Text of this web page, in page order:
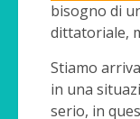
bisogno di
dittatoriale,
Stiamo
in una
serio, in